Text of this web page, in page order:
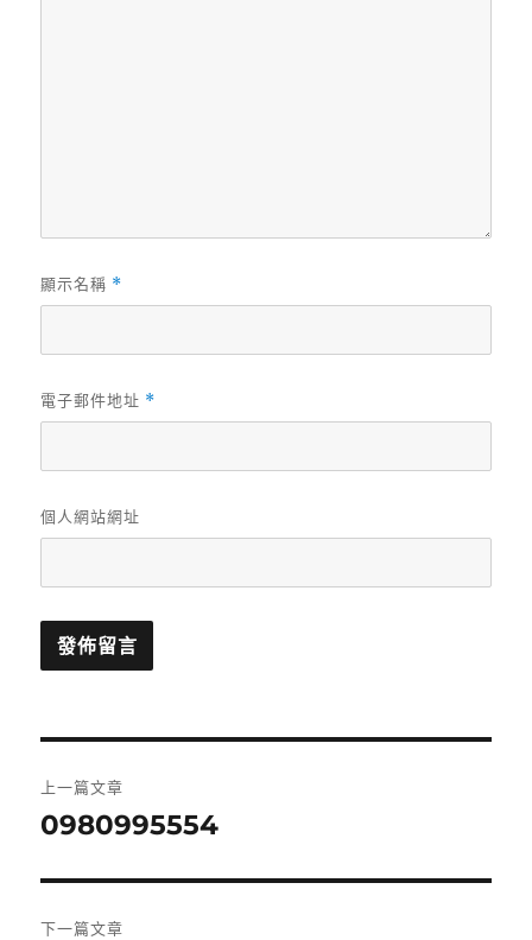
顯示名稱 *
電子郵件地址 *
個人網站網址
章
覽
上一篇文章
上
篇
文
0980995554
下一篇文章